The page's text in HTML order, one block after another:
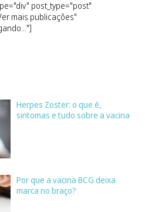
post_type="post"
mais publicações"
Herpes Zoster: o que é,
sintomas e tudo sobre a vacina
Por que a vacina BCG deixa
marca no braço?